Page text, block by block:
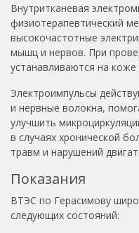
Внутритканевая
физиотерапевтический
высокочастотные
мышц и нервов. При
устанавливаются на
Электроимпульсы
и нервные волокна,
улучшить
в случаях хронической
травм и нарушений
Показания
ВТЭС по Герасимову
следующих состояний: